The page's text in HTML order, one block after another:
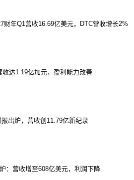
财年Q1营收16.69亿美元，DTC营收增长2%
收达1.19亿加元，盈利能力改善
出炉，营收创11.79亿新纪录
：营收增至608亿美元，利润下降